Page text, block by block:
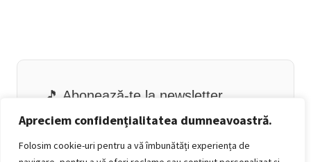
Apreciem confidențialitatea dumneavoastră.
Folosim cookie-uri pentru a vă îmbunătăți experiența de
🎵 Abonează-te la newsletter
Email